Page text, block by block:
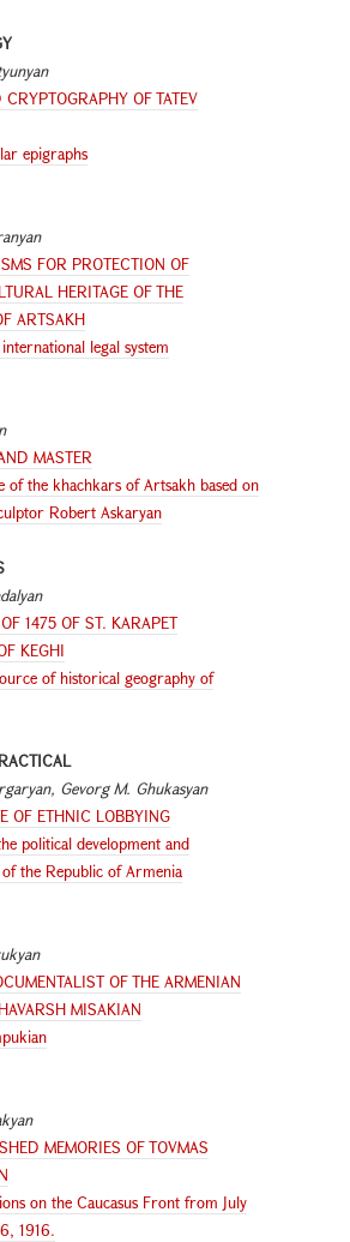
OF TATEV
epigraphs
FOR PROTECTION OF
HERITAGE OF THE
ARTSAKH
legal system
MASTER
of the khachkars of Artsakh based on
Robert Askaryan
1475 OF ST. KARAPET
KEGHI
of historical geography of
, Gevorg M. Ghukasyan
OF ETHNIC LOBBYING
political development and
the Republic of Armenia
OF THE ARMENIAN
MISAKIAN
MEMORIES OF TOVMAS
on the Caucasus Front from July
1916.